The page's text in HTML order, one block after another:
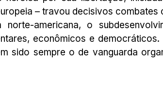
– travou decisivos combates
americana, o
econômicos e
sido sempre o de vanguarda